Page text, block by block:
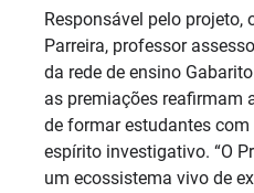
Responsável pelo projeto,
Parreira, professor
da rede de ensino
as premiações reafirmam
de formar estudantes
espírito investigativo. “O
um ecossistema vivo de